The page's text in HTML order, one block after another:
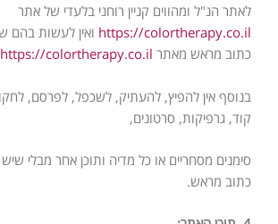
לאתר הנ"ל ומהווים קניין רוחני בלעדי של אתר
https://colortherapy.co.il ואין לעשות בהם
כתוב מראש מאתר https://colortherapy.co.il
בנוסף אין להפיץ, להעתיק, לשכפל, לפרסם,
קוד, גרפיקות, סרטונים,
סימנים מסחריים או כל מדיה ותוכן אחר מבלי
כתוב מראש.